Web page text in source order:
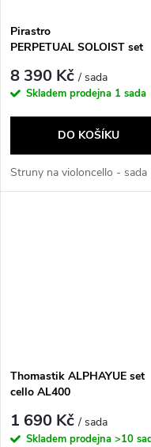
Pirastro
PERPETUAL SOLOIST set
8 390 Kč/ sada
Skladem prodejna 1 sada
DO KOŠÍKU
Struny na violoncello - sada
Thomastik ALPHAYUE set
cello AL400
1 690 Kč/ sada
Skladem prodejna >10